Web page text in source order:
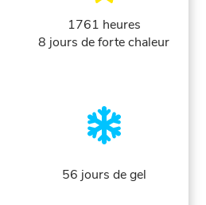
1761 heures
8 jours de forte chaleur
56 jours de gel